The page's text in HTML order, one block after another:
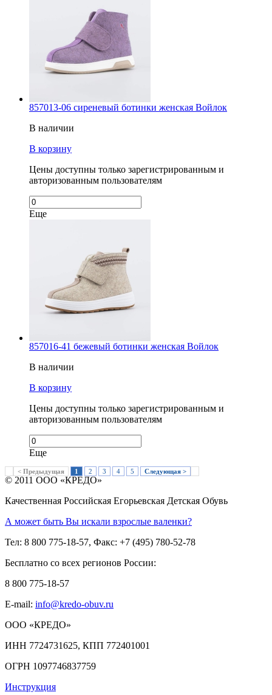
857013-06 сиреневый ботинки женская Войлок
В наличии
В корзину
Цены доступны только зарегистрированным и
авторизованным пользователям
Еще
857016-41 бежевый ботинки женская Войлок
В наличии
В корзину
Цены доступны только зарегистрированным и
авторизованным пользователям
Еще
< Предыдущая 1 2 3 4 5 Следующая >
© 2011 ООО «КРЕДО»
Качественная Российская Егорьевская Детская Обувь
А может быть Вы искали взрослые валенки?
Тел: 8 800 775-18-57, Факс: +7 (495) 780-52-78
Бесплатно со всех регионов России:
8 800 775-18-57
E-mail: info@kredo-obuv.ru
ООО «КРЕДО»
ИНН 7724731625, КПП 772401001
ОГРН 1097746837759
Инструкция